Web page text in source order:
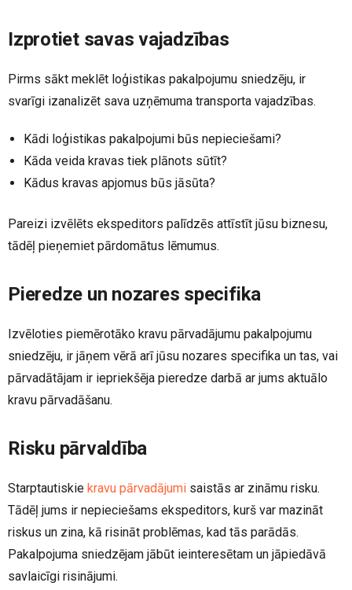
Izprotiet savas vajadzības
Pirms sākt meklēt loģistikas pakalpojumu sniedzēju, ir
svarīgi izanalizēt sava uzņēmuma transporta vajadzības.
Kādi loģistikas pakalpojumi būs nepieciešami?
Kāda veida kravas tiek plānots sūtīt?
Kādus kravas apjomus būs jāsūta?
Pareizi izvēlēts ekspeditors palīdzēs attīstīt jūsu biznesu,
tādēļ pieņemiet pārdomātus lēmumus.
Pieredze un nozares specifika
Izvēloties piemērotāko kravu pārvadājumu pakalpojumu
sniedzēju, ir jāņem vērā arī jūsu nozares specifika un tas, vai
pārvadātājam ir iepriekšēja pieredze darbā ar jums aktuālo
kravu pārvadāšanu.
Risku pārvaldība
Starptautiskie kravu pārvadājumi saistās ar zināmu risku.
Tādēļ jums ir nepieciešams ekspeditors, kurš var mazināt
riskus un zina, kā risināt problēmas, kad tās parādās.
Pakalpojuma sniedzējam jābūt ieinteresētam un jāpiedāvā
savlaicīgi risinājumi.